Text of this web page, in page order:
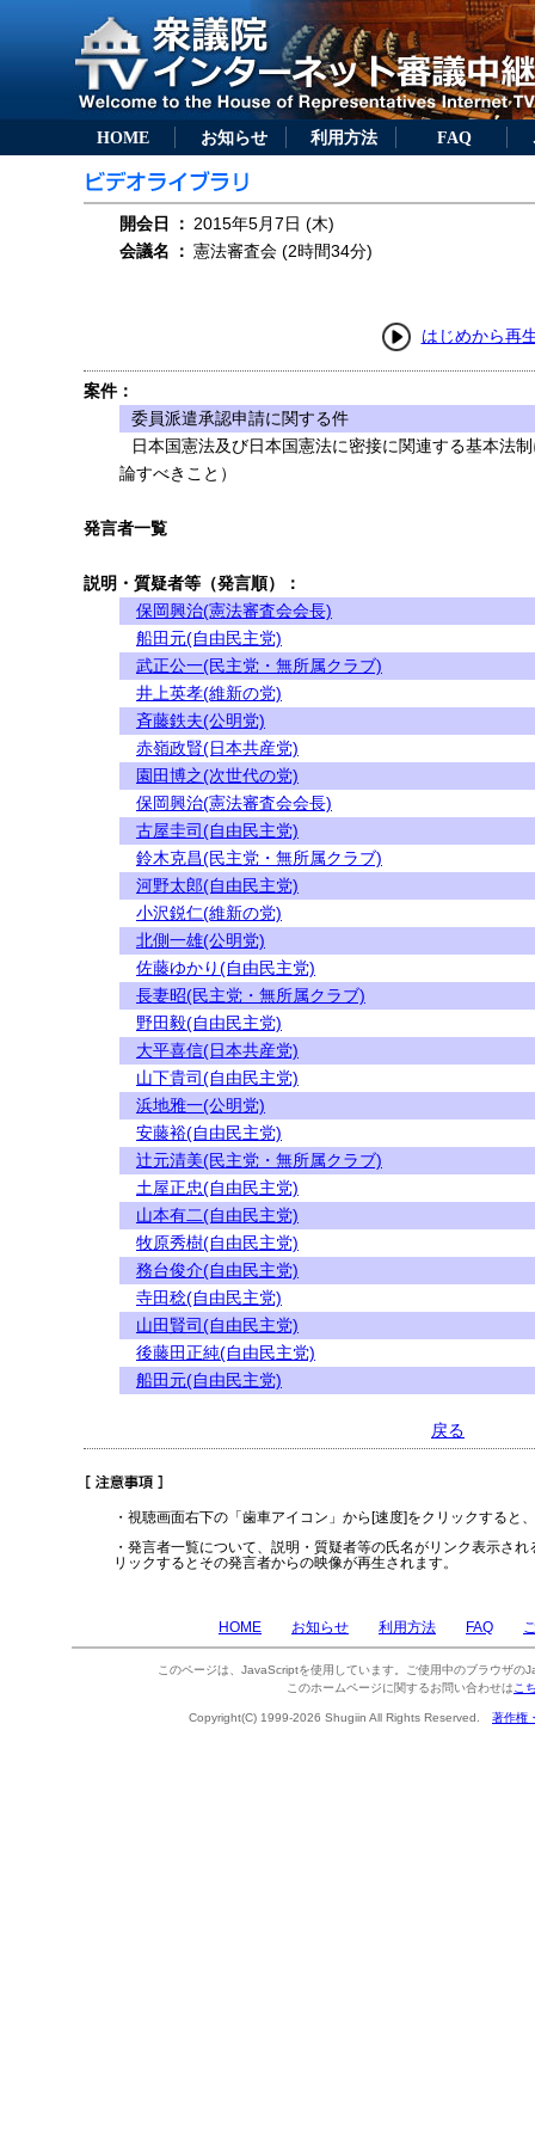
HOME お知らせ 利用方法 FAQ
開会日 ： 2015年5月7日 (木)
会議名
： 憲法審査会 (2時間34分)
はじめから再
案件：
委員派遣承認申請に関する件
日本国憲法及び日本国憲法に密接に関連する基本法
論すべきこと）
発言者一覧
説明・質疑者等（発言順）：
保岡興治(憲法審査会会長)
船田元(自由民主党)
武正公一(民主党・無所属クラブ)
井上英孝(維新の党)
斉藤鉄夫(公明党)
赤嶺政賢(日本共産党)
園田博之(次世代の党)
保岡興治(憲法審査会会長)
古屋圭司(自由民主党)
鈴木克昌(民主党・無所属クラブ)
河野太郎(自由民主党)
小沢鋭仁(維新の党)
北側一雄(公明党)
佐藤ゆかり(自由民主党)
長妻昭(民主党・無所属クラブ)
野田毅(自由民主党)
大平喜信(日本共産党)
山下貴司(自由民主党)
浜地雅一(公明党)
安藤裕(自由民主党)
辻元清美(民主党・無所属クラブ)
土屋正忠(自由民主党)
山本有二(自由民主党)
牧原秀樹(自由民主党)
務台俊介(自由民主党)
寺田稔(自由民主党)
山田賢司(自由民主党)
後藤田正純(自由民主党)
船田元(自由民主党)
戻る
・視聴画面右下の「歯車アイコン」から[速度]をクリックすると
・発言者一覧について、説明・質疑者等の氏名がリンク表示さ
リックするとその発言者からの映像が再生されます。
HOME お知らせ 利用方法 FAQ
このページは、JavaScriptを使用しています。ご使用中のブラウザの
このホームページに関するお問い合わせは こ
Copyright(C) 1999-2026 Shugiin All Rights Reserved. 著作権